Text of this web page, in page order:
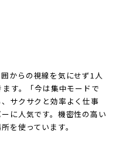
からの視線を気にせず1人
す。「今は集中モードで
サクサクと効率よく仕事
に人気です。機密性の高い
を使っています。